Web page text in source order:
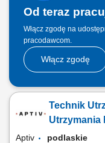
Od teraz
Włącz zgodę na
pracodawcom.
Włącz zgodę
Technik
Utrzymania
Aptiv podlaskie